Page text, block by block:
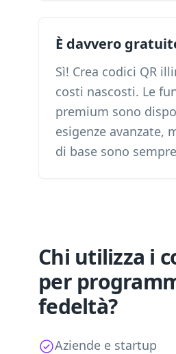
È davvero
Sì! Crea codici QR
costi nascosti. Le
premium sono
esigenze avanzate,
di base sono
Chi utilizza i
per
fedeltà?
Aziende e startup